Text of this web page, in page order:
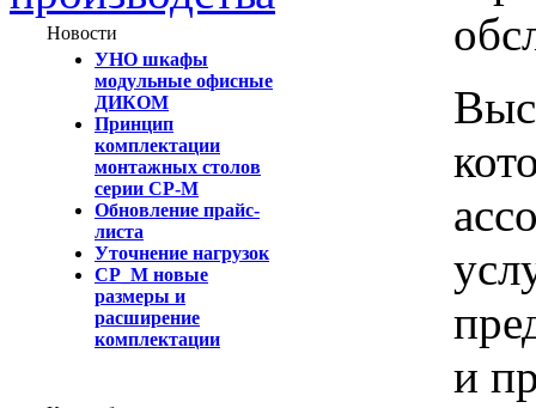
Новости
УНО шкафы
модульные офисные
ДИКОМ
Принцип
комплектации
монтажных столов
серии СР-М
Обновление прайс-
листа
Уточнение нагрузок
СР_М новые
размеры и
расширение
комплектации
и